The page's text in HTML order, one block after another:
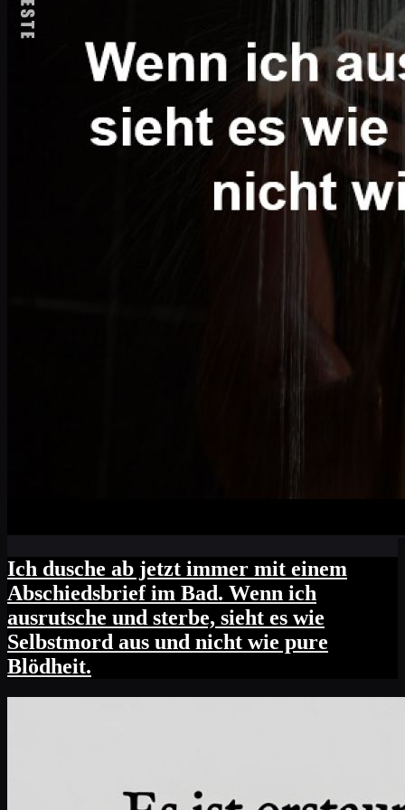
Ich dusche ab jetzt immer mit einem
Abschiedsbrief im Bad. Wenn ich
ausrutsche und sterbe, sieht es wie
Selbstmord aus und nicht wie pure
Blödheit.